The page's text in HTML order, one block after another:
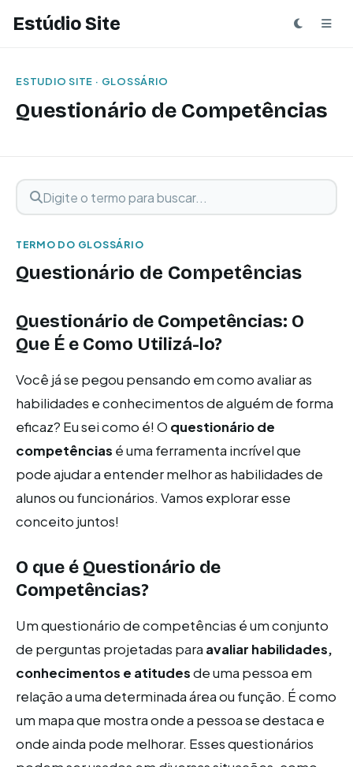
Estúdio Site
ESTUDIO SITE · GLOSSÁRIO
Questionário de Competências
Buscar termo
Digite o termo para buscar
TERMO DO GLOSSÁRIO
Questionário de Competências
Questionário de Competências: O
Que É e Como Utilizá-lo?
Você já se pegou pensando em como avaliar as
habilidades e conhecimentos de alguém de forma
eficaz? Eu sei como é! O questionário de
competências é uma ferramenta incrível que
pode ajudar a entender melhor as habilidades de
alunos ou funcionários. Vamos explorar esse
conceito juntos!
O que é Questionário de
Competências?
Um questionário de competências é um conjunto
de perguntas projetadas para avaliar habilidades,
conhecimentos e atitudesde uma pessoa em
relação a uma determinada área ou função. É como
um mapa que mostra onde a pessoa se destaca e
onde ainda pode melhorar. Esses questionários